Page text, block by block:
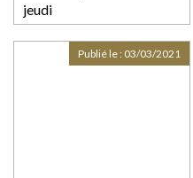
jeudi
Publié le : 03/03/2021